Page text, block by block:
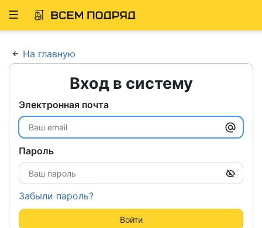
Развернуть
На главную
Вход в систему
Электронная почта
Пароль
Забыли пароль?
Войти